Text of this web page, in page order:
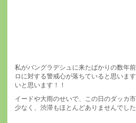
私がバングラデシュに来たばかりの数年
ロに対する警戒心が落ちていると思いま
いと思います！！
イードや大雨のせいで、この日のダッカ
少なく、渋滞もほとんどありませんでした